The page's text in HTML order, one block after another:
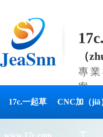
（
專
案
17c.一起草
www.17c.com
CNC加（jiā
工